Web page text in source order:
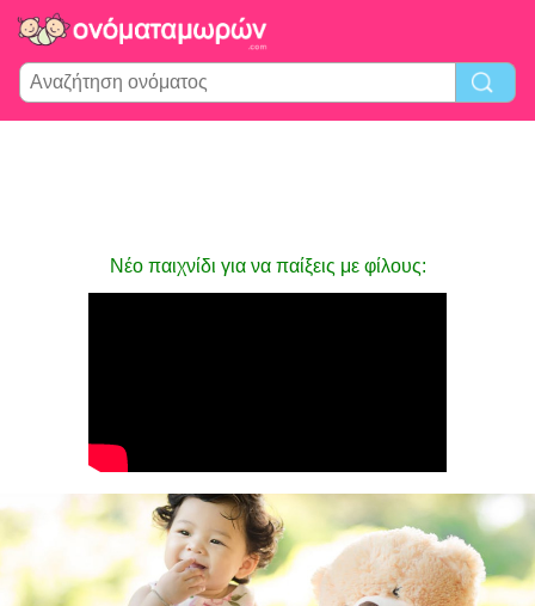
Νέο παιχνίδι για να παίξεις με φίλους: